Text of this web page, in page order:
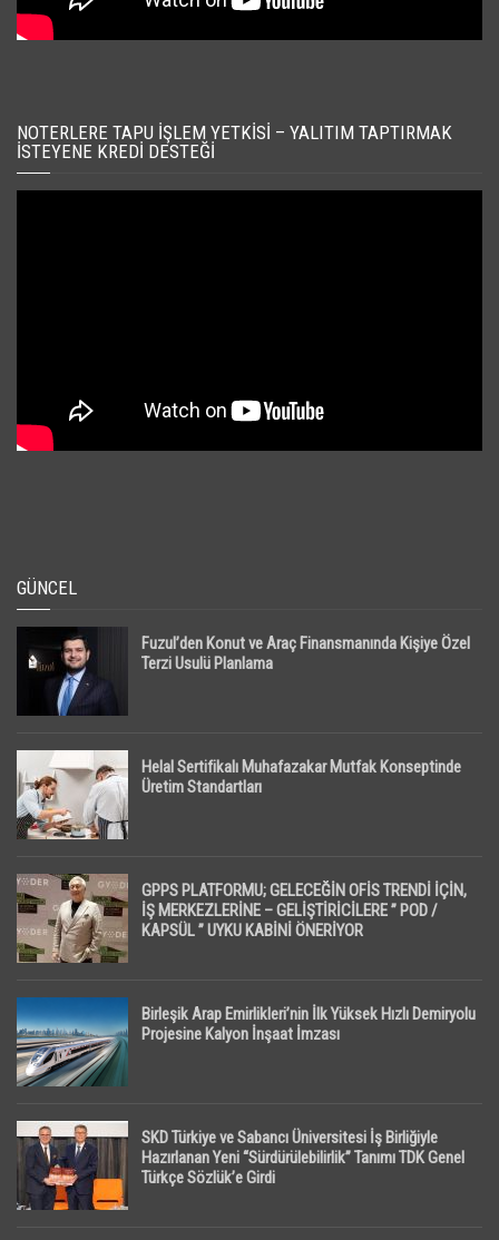
NOTERLERE TAPU İŞLEM YETKISI – YALITIM TAPTIRMAK
İSTEYENE KREDI DESTEĞI
GÜNCEL
Fuzul’den Konut ve Araç Finansmanında Kişiye Özel
Terzi Usulü Planlama
Helal Sertifikalı Muhafazakar Mutfak Konseptinde
Üretim Standartları
GPPS PLATFORMU; GELECEĞİN OFİS TRENDİ İÇİN,
İŞ MERKEZLERİNE – GELİŞTİRİCİLERE ” POD /
KAPSÜL ” UYKU KABİNİ ÖNERİYOR
Birleşik Arap Emirlikleri’nin İlk Yüksek Hızlı Demiryolu
Projesine Kalyon İnşaat İmzası
SKD Türkiye ve Sabancı Üniversitesi İş Birliğiyle
Hazırlanan Yeni “Sürdürülebilirlik” Tanımı TDK Genel
Türkçe Sözlük’e Girdi